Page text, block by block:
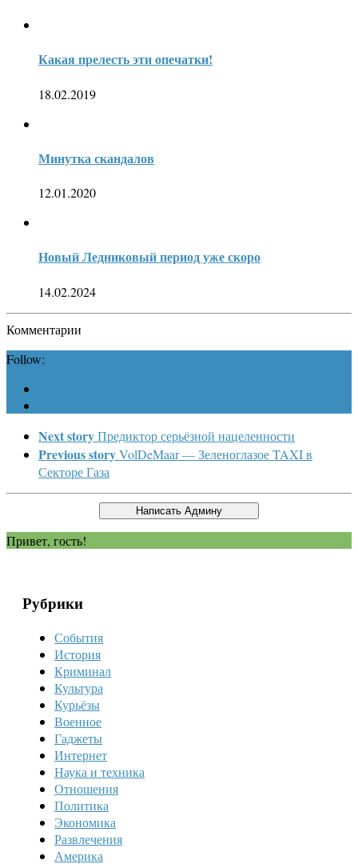
Какая прелесть эти опечатки!
18.02.2019
Минутка скандалов
12.01.2020
Новый Ледниковый период уже скоро
14.02.2024
Комментарии
Follow:
Next storyПредиктор серьёзной нацеленности
Previous storyVolDeMaar — Зеленоглазое TAXI в
Секторе Газа
Привет, гость!
Рубрики
События
История
Криминал
Культура
Курьёзы
Военное
Гаджеты
Интернет
Наука и техника
Отношения
Политика
Экономика
Развлечения
Америка